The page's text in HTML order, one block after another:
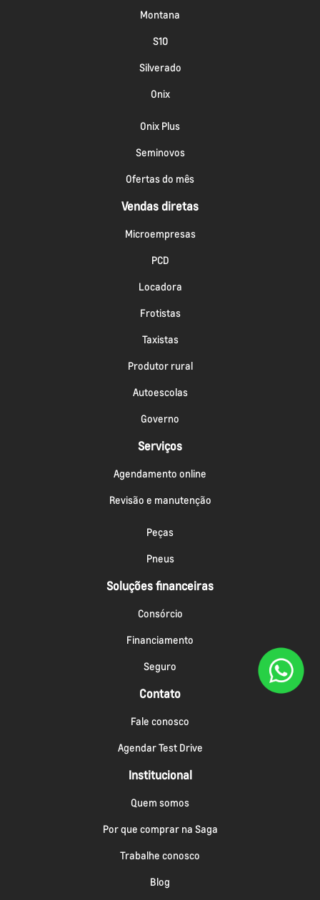
Montana
S10
Silverado
Onix
Onix Plus
Seminovos
Ofertas do mês
Vendas diretas
Microempresas
PCD
Locadora
Frotistas
Taxistas
Produtor rural
Autoescolas
Governo
Serviços
Agendamento online
Revisão e manutenção
Peças
Pneus
Soluções financeiras
Consórcio
Financiamento
Seguro
Contato
Fale conosco
Agendar Test Drive
Institucional
Quem somos
Por que comprar na Saga
Trabalhe conosco
Blog